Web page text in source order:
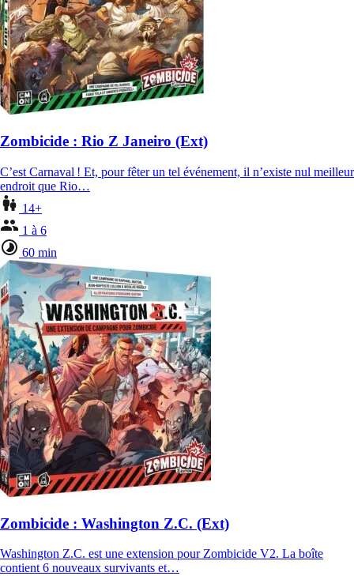
Zombicide : Rio Z Janeiro (Ext)
C’est Carnaval ! Et, pour fêter un tel événement, il n’existe nul meilleur
endroit que Rio…
14+
1 à 6
60 min
Zombicide : Washington Z.C. (Ext)
Washington Z.C. est une extension pour Zombicide V2. La boîte
contient 6 nouveaux survivants et…